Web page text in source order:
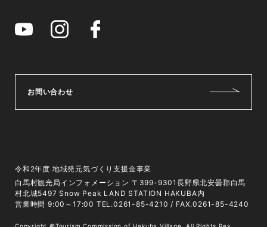
お問い合わせ
令和2年度 地域発元気づくり支援金事業
白馬村観光局インフォメーション 〒399-9301長野県北安曇郡白馬
村北城5497 Snow Peak LAND STATION HAKUBA内
営業時間 9:00～17:00 TEL.0261-85-4210 / FAX.0261-85-4240